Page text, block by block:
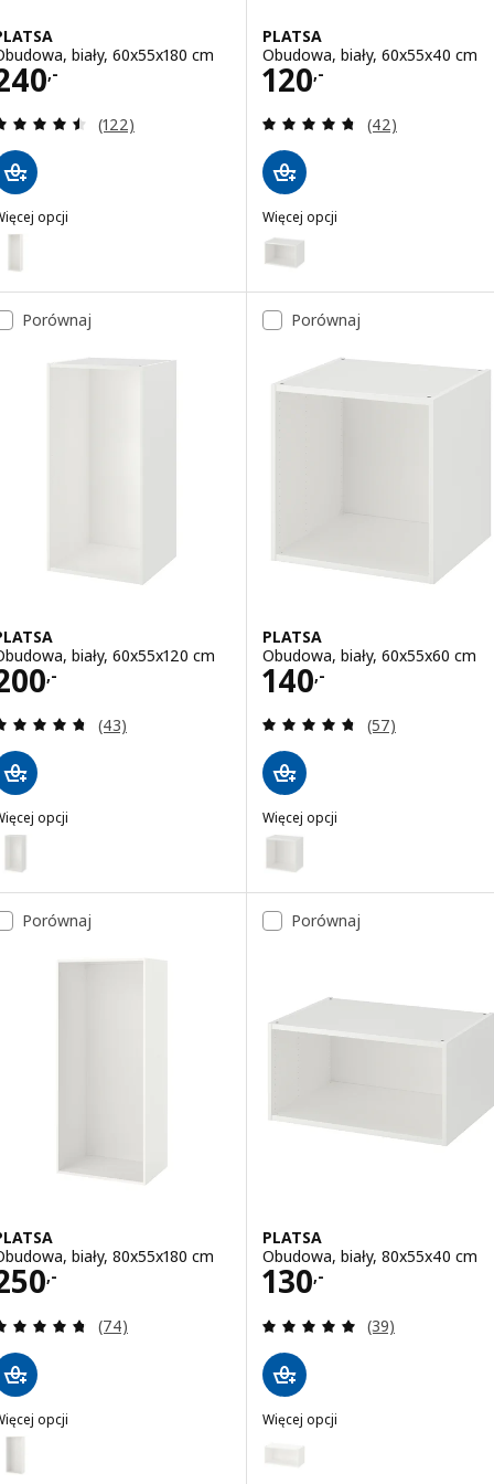
biały, 60x55x180 cm
,- 240,-
Recenzja: 4.5 z 5 gwiazdki. Łączna liczba recenzji:
(122)
opcji
PLATSA, Obudowa, biały, 60x40x180 cm
PLATSA
Obudowa, biały, 60x55x40 cm
120,-
Cena 120,-
Recenzja: 4.7
(42)
Więcej opcji
PLATSA
Wariant: PLATSA, Obudowa,
Porównaj
biały, 60x55x120 cm
,- 200,-
Recenzja: 4.7 z 5 gwiazdki. Łączna liczba recenzji:
(43)
opcji
PLATSA, Obudowa, biały, 60x40x120 cm
Porównaj
PLATSA
Obudowa, biały, 60x55x60 cm
140,-
Cena 140,-
Recenzja: 4.7
(57)
Więcej opcji
PLATSA
Wariant: PLATSA, Obudowa,
Porównaj
biały, 80x55x180 cm
,- 250,-
Recenzja: 4.7 z 5 gwiazdki. Łączna liczba recenzji:
(74)
opcji
PLATSA, Obudowa, biały, 80x40x180 cm
Porównaj
PLATSA
Obudowa, biały, 80x55x40 cm
130,-
Cena 130,-
Recenzja: 4.9
(39)
Więcej opcji
Wariant: PLATSA, Obudowa,